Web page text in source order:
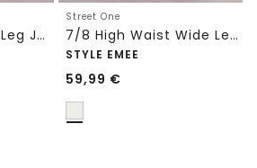
High Waist Barrel Leg Jeans im Loose Fit
Street One
7/8 High Waist Wide Leg Jeans im Loose Fit
STYLE EMEE
59,99 €